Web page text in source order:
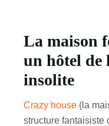
La maison
un hôtel de
insolite
Crazy house (la
structure fantaisiste